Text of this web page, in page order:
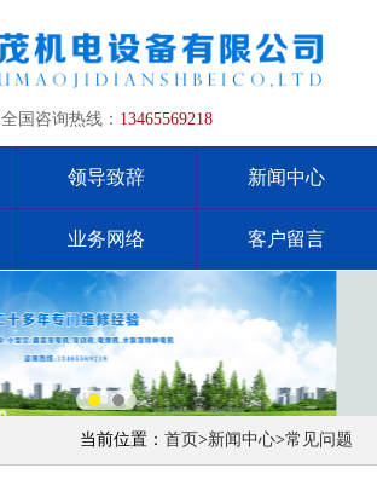
全国咨询热线： 13465569218
领导致辞 新闻中心
业务网络 客户留言
当前位置： 首页>新闻中心>常见问题